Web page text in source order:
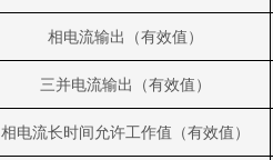
相电流输出（有效值）
三并电流输出（有效值）
相电流长时间允许工作值（有效值）